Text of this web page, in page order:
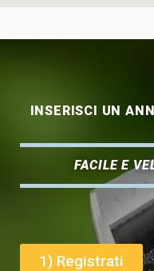
INSERISCI UN
FACILE E
1) Registrati